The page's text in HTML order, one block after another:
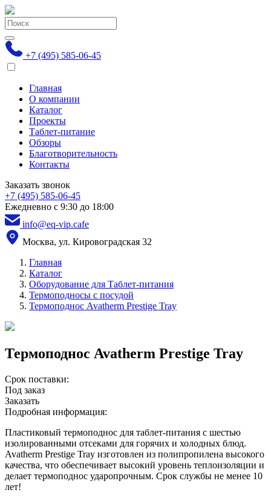
+7 (495) 585-06-45
Главная
О компании
Каталог
Проекты
Таблет-питание
Обзоры
Благотворительность
Контакты
Заказать звонок
+7 (495) 585-06-45
Ежедневно с 9:30 до 18:00
info@eq-vip.cafe
Москва, ул. Кировоградская 32
Главная
Каталог
Оборудование для Таблет-питания
Термоподносы с посудой
Термоподнос Avatherm Prestige Tray
Термоподнос Avatherm Prestige Tray
Срок поставки:
Под заказ
Заказать
Подробная информация:
Пластиковый термоподнос для таблет-питания с шестью
изолированными отсеками для горячих и холодных блюд.
Avatherm Prestige Tray изготовлен из полипропилена высокого
качества, что обеспечивает высокий уровень теплоизоляции и
делает термоподнос ударопрочным. Срок службы не менее 10
лет!